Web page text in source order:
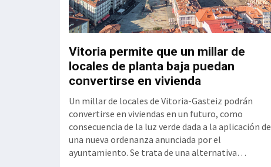
Vitoria permite que un millar de
locales de planta baja puedan
convertirse en vivienda
Un millar de locales de Vitoria-Gasteiz podrán
convertirse en viviendas en un futuro, como
consecuencia de la luz verde dada a la aplicación de
una nueva ordenanza anunciada por el
ayuntamiento. Se trata de una alternativa